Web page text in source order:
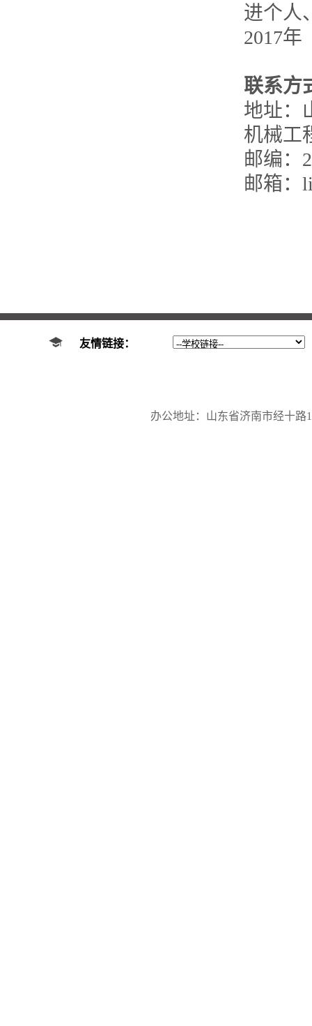
进个人
2017年
联系方
地址：
机械工
邮编：
邮箱：
友情链接：
办公地址：山东省济南市经十路